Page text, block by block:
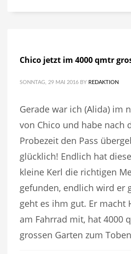
Chico jetzt im 4000 qmtr
SONNTAG, 29 MAI 2016 BY REDAKTION
Gerade war ich (Alida) im
von Chico und habe nach
Probezeit den Pass
glücklich! Endlich hat
kleine Kerl die richtigen
gefunden, endlich wird er
geht es ihm gut. Er macht
am Fahrrad mit, hat 4000
grossen Garten zum